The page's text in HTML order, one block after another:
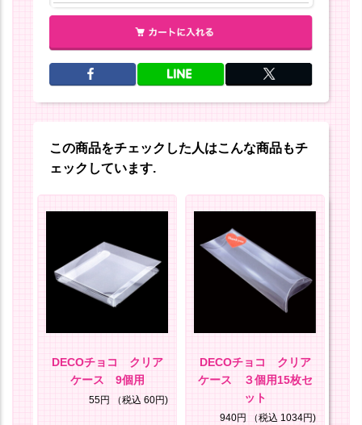
この商品をチェックした人はこんな商品もチ
ェックしています.
DECOチョコ クリア
ケース 9個用
55円 （税込 60円)
DECOチョコ クリア
ケース ３個用15枚セ
ット
940円 （税込 1034円)